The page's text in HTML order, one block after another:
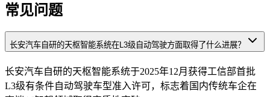
常见问题
长安汽车自研的天枢智能系统在L3级自动驾驶方面取得了什么进展？
长安汽车自研的天枢智能系统于2025年12月获得工信部首批
L3级有条件自动驾驶车型准入许可，标志着国内传统车企在